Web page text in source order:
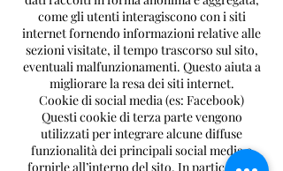
come gli utenti interagiscono con i siti
internet fornendo informazioni relative alle
sezioni visitate, il tempo trascorso sul sito,
eventuali malfunzionamenti. Questo aiuta a
migliorare la resa dei siti internet.
Cookie di social media (es: Facebook)
Questi cookie di terza parte vengono
utilizzati per integrare alcune diffuse
funzionalità dei principali social media e
fornirle all’interno del sito. In particolare,